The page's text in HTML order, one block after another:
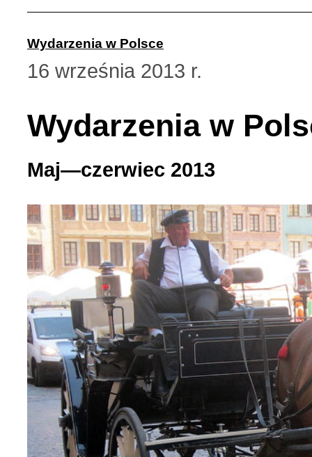
Sylwetki znanych ludzi
Szkolnictwo (14)
Wspomnienia (2)
Wybory w Polsce (4)
Wydarzenia (7)
Wydarzenia w Polsce
Wystawy, premiery,
Z Polską i Ukrainą w
Wydarzenia w Polsce
16 września 2013 r.
Wydarzenia w
Maj—czerwiec 2013